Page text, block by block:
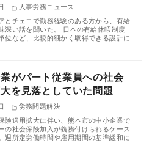
人事労務ニュース
とチェコで勤務経験のある方から、有給
深い話を聞いた。 日本の有給休暇制度
位など、比較的細かく取得できる設計に
がパート従業員への社会
を見落としていた問題
労務問題解決
険適用拡大に伴い、熊本市の中小企業で
の社会保険加入が義務付けられるケース
週所定労働時間や雇用期間の基準緩和に